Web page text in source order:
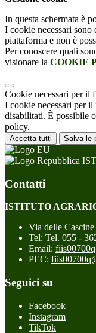
In questa schermata è
I cookie necessari
piattaforma e non è
Per conoscere quali
visionare la COOKIE
Cookie necessari per il
I cookie necessari per il
disabilitati. È possibile
policy.
Accetta tutti Salva le
Contatti
ISTITUTO
Via delle
Tel: Tel. 055 -
Email:
PEC:
Seguici su
Facebook
Instagram
TikTok